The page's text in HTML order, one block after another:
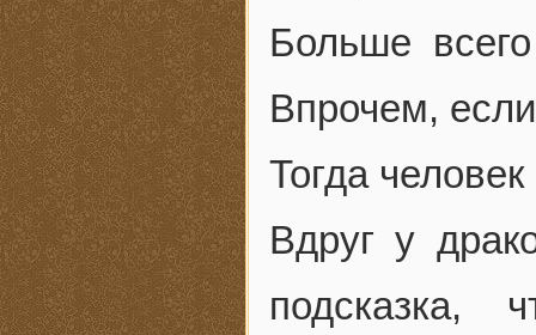
Больше
Впрочем,
Тогда
Вдруг у
подсказка,